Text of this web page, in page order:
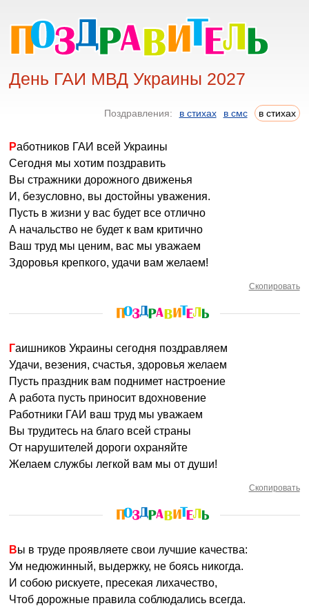
День ГАИ МВД Украины 2027
Поздравления: в стихах в смс в стихах
Работников ГАИ всей Украины
Сегодня мы хотим поздравить
Вы стражники дорожного движенья
И, безусловно, вы достойны уважения.
Пусть в жизни у вас будет все отлично
А начальство не будет к вам критично
Ваш труд мы ценим, вас мы уважаем
Здоровья крепкого, удачи вам желаем!
Скопировать
Гаишников Украины сегодня поздравляем
Удачи, везения, счастья, здоровья желаем
Пусть праздник вам поднимет настроение
А работа пусть приносит вдохновение
Работники ГАИ ваш труд мы уважаем
Вы трудитесь на благо всей страны
От нарушителей дороги охраняйте
Желаем службы легкой вам мы от души!
Скопировать
Вы в труде проявляете свои лучшие качества:
Ум недюжинный, выдержку, не боясь никогда.
И собою рискуете, пресекая лихачество,
Чтоб дорожные правила соблюдались всегда.